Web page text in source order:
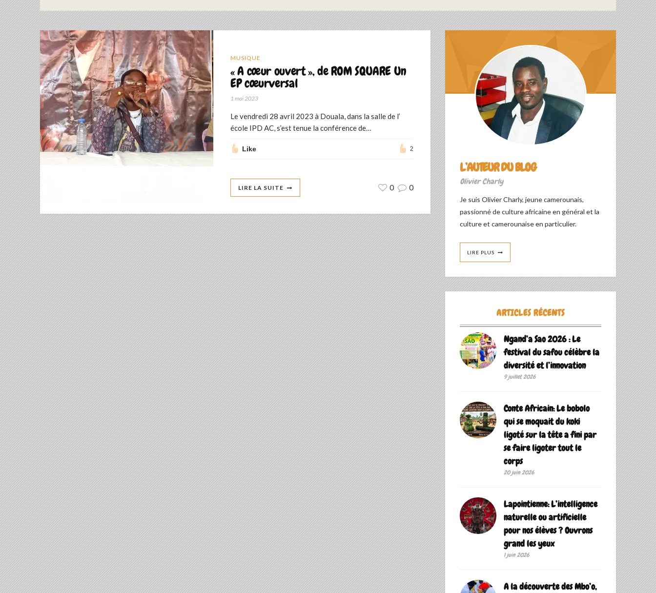
MUSIQUE
« A cœur ouvert », de ROM SQUARE Un
EP cœurversal
1 mai 2023
Le vendredi 28 avril 2023 à Douala, dans la salle de l’
école IPD AC, s’est tenue la conférence de…
Like 2
LIRE LA SUITE 0 0
L’AUTEUR DU BLOG
Olivier Charly
Je suis Olivier Charly, jeune camerounais,
passionné de culture africaine en général et la
culture et camerounaise en particulier.
LIRE PLUS
ARTICLES RÉCENTS
Ngand’a Sao 2026 : Le
festival du safou célèbre la
diversité et l’innovation
9 juillet 2026
Conte Africain: Le bobolo
qui se moquait du koki
ligoté sur la tête a fini par
se faire ligoter tout le
corps
20 juin 2026
Lapointienne: L’intelligence
naturelle ou artificielle
pour nos élèves ? Ouvrons
grand les yeux
1 juin 2026
A la découverte des Mbo’o,